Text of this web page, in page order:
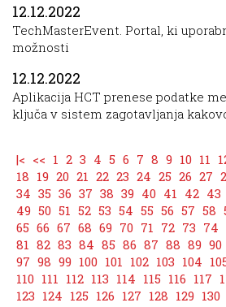
12.12.2022
TechMasterEvent. Portal, ki
možnosti
12.12.2022
Aplikacija HCT prenese podatke
ključa v sistem zagotavljanja
|< << 1 2 3 4 5 6 7 8 9 10 11
18 19 20 21 22 23 24 25 26 27
34 35 36 37 38 39 40 41 42 43
49 50 51 52 53 54 55 56 57 58
65 66 67 68 69 70 71 72 73 74
81 82 83 84 85 86 87 88 89 90
97 98 99 100 101 102 103 104
110 111 112 113 114 115 116 117
123 124 125 126 127 128 129 130